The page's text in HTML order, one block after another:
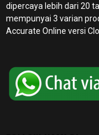
dipercaya lebih dari 20
mempunyai 3 varian
Accurate Online versi